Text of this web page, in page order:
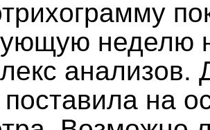
неделю
анализов.
поставила на